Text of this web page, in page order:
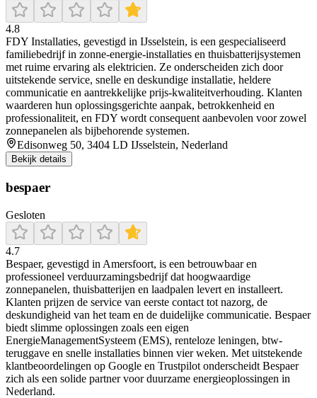
4.8
FDY Installaties, gevestigd in IJsselstein, is een gespecialiseerd
familiebedrijf in zonne-energie-installaties en thuisbatterijsystemen
met ruime ervaring als elektricien. Ze onderscheiden zich door
uitstekende service, snelle en deskundige installatie, heldere
communicatie en aantrekkelijke prijs-kwaliteitverhouding. Klanten
waarderen hun oplossingsgerichte aanpak, betrokkenheid en
professionaliteit, en FDY wordt consequent aanbevolen voor zowel
zonnepanelen als bijbehorende systemen.
Edisonweg 50, 3404 LD IJsselstein, Nederland
Bekijk details
bespaer
Gesloten
4.7
Bespaer, gevestigd in Amersfoort, is een betrouwbaar en
professioneel verduurzamingsbedrijf dat hoogwaardige
zonnepanelen, thuisbatterijen en laadpalen levert en installeert.
Klanten prijzen de service van eerste contact tot nazorg, de
deskundigheid van het team en de duidelijke communicatie. Bespaer
biedt slimme oplossingen zoals een eigen
EnergieManagementSysteem (EMS), renteloze leningen, btw-
teruggave en snelle installaties binnen vier weken. Met uitstekende
klantbeoordelingen op Google en Trustpilot onderscheidt Bespaer
zich als een solide partner voor duurzame energieoplossingen in
Nederland.